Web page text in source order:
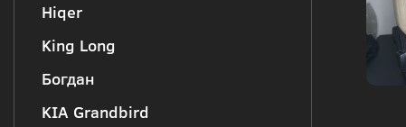
Hiqer
King Long
Богдан
KIA Grandbird